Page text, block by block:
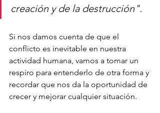
creación y de la destrucción".
Si nos damos cuenta de que el
conflicto es inevitable en nuestra
actividad humana, vamos a tomar un
respiro para entenderlo de otra forma y
recordar que nos da la oportunidad de
crecer y mejorar cualquier situación.